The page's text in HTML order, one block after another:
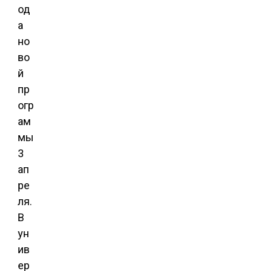
од
а
но
во
й
пр
огр
ам
мы
3
ап
ре
ля.
В
ун
ив
ер